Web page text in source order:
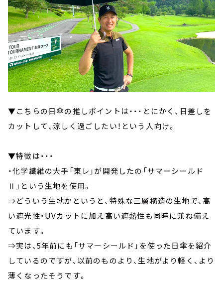
▼こちらの日傘の推しポイントは・・・とにかく、日差しを
カットして、涼しく過ごしたい！という人向け。
▼特徴は・・・
・化学繊維の大手「東レ」が開発したの「サマーシールド
Ⅱ」という生地を使用。
⇒どういう生地かというと、特殊な三層構造の生地で、高
い遮光性・UVカットに加え高い遮熱性も同時に兼ね備え
ています。
⇒実は、5年前にも「サマーシールド」を使った日傘を紹介
しているのですが、以前のものより、生地がより軽く、より
薄くなったそうです。